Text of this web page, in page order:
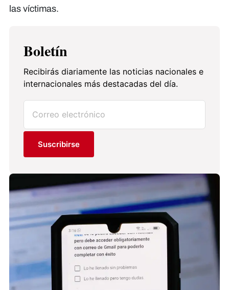
las víctimas.
Boletín
Recibirás diariamente las noticias nacionales e
internacionales más destacadas del día.
Suscribirse